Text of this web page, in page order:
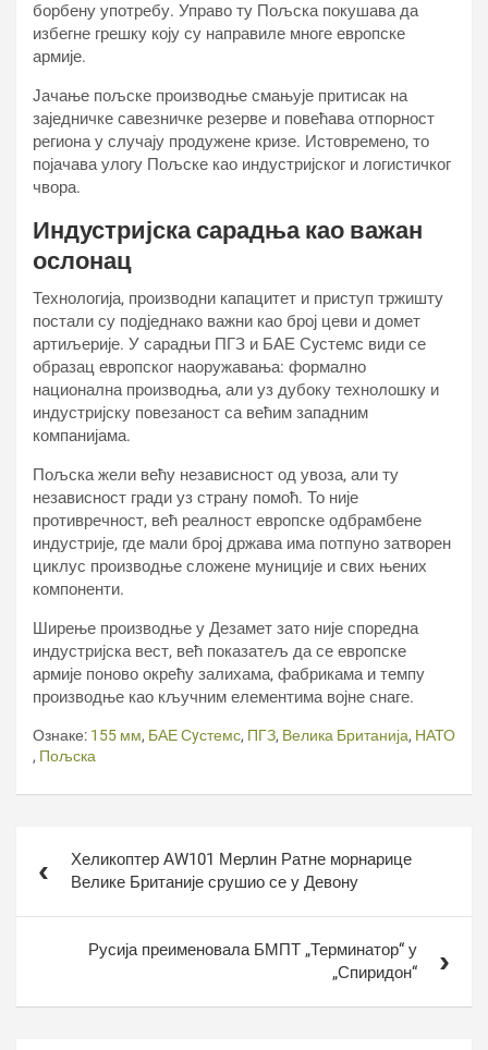
борбену употребу. Управо ту Пољска покушава да
избегне грешку коју су направиле многе европске
армије.
Јачање пољске производње смањује притисак на
заједничке савезничке резерве и повећава отпорност
региона у случају продужене кризе. Истовремено, то
појачава улогу Пољске као индустријског и логистичког
чвора.
Индустријска сарадња као важан
ослонац
Технологија, производни капацитет и приступ тржишту
постали су подједнако важни као број цеви и домет
артиљерије. У сарадњи ПГЗ и БАЕ Сyстемс види се
образац европског наоружавања: формално
национална производња, али уз дубоку технолошку и
индустријску повезаност са већим западним
компанијама.
Пољска жели већу независност од увоза, али ту
независност гради уз страну помоћ. То није
противречност, већ реалност европске одбрамбене
индустрије, где мали број држава има потпуно затворен
циклус производње сложене муниције и свих њених
компоненти.
Ширење производње у Дезамет зато није споредна
индустријска вест, већ показатељ да се европске
армије поново окрећу залихама, фабрикама и темпу
производње као кључним елементима војне снаге.
Ознаке: 155 мм, БАЕ Сyстемс, ПГЗ, Велика Британија, НАТО
, Пољска
чланкаХеликоптер АW101 Мерлин Ратне морнарице
Велике Британије срушио се у Девону
Русија преименовала БМПТ „Терминатор“ у
„Спиридон“